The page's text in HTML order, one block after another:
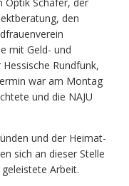
den
mit Geld- und
Rundfunk,
war am Montag
und die NAJU
und der Heimat-
sich an dieser Stelle
Arbeit.